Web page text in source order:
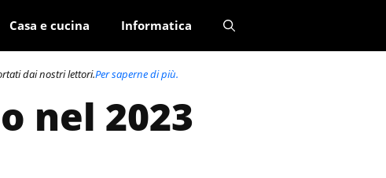
Casa e cucina Informatica
dai nostri lettori.Per saperne di più.
nel 2023